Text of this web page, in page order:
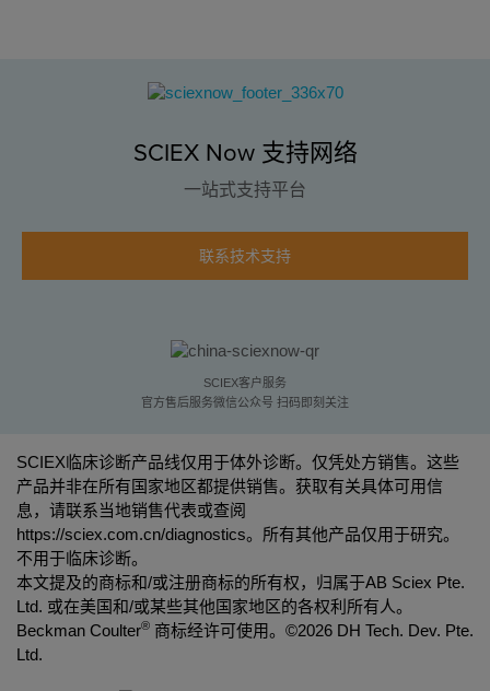
SCIEX Now 支持网络
一站式支持平台
联系技术支持
SCIEX客户服务
官方售后服务微信公众号 扫码即刻关注
SCIEX临床诊断产品线仅用于体外诊断。仅凭处方销售。这些
产品并非在所有国家地区都提供销售。获取有关具体可用信
息，请联系当地销售代表或查阅
https://sciex.com.cn/diagnostics。所有其他产品仅用于研究。
不用于临床诊断。
本文提及的商标和/或注册商标的所有权，归属于AB Sciex Pte.
Ltd. 或在美国和/或某些其他国家地区的各权利所有人。
Beckman Coulter® 商标经许可使用。©2026 DH Tech. Dev. Pte.
Ltd.